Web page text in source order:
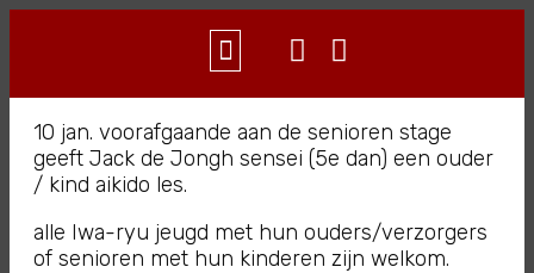
10 jan. voorafgaande aan de senioren stage
geeft Jack de Jongh sensei (5e dan) een ouder
/ kind aikido les.
alle Iwa-ryu jeugd met hun ouders/verzorgers
of senioren met hun kinderen zijn welkom.